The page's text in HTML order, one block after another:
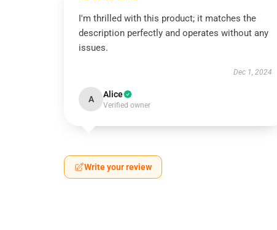
I'm thrilled with this product; it matches the
description perfectly and operates without any
issues.
Dec 1, 2024
A Alice
Verified owner
Write your review